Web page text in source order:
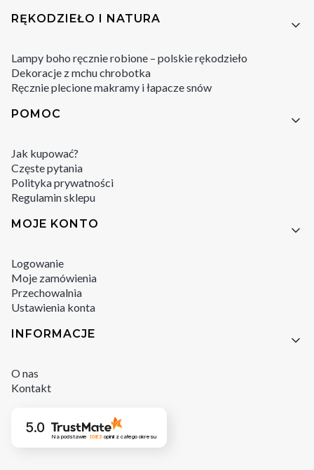
RĘKODZIEŁO I NATURA
Lampy boho ręcznie robione – polskie rękodzieło
Dekoracje z mchu chrobotka
Ręcznie plecione makramy i łapacze snów
POMOC
Jak kupować?
Częste pytania
Polityka prywatności
Regulamin sklepu
MOJE KONTO
Logowanie
Moje zamówienia
Przechowalnia
Ustawienia konta
INFORMACJE
O nas
Kontakt
5.0
Na podstawie 1083 opinii z całego okresu